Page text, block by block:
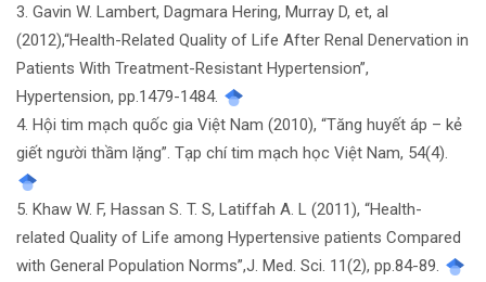
3. Gavin W. Lambert, Dagmara Hering, Murray D, et, al
(2012),“Health-Related Quality of Life After Renal Denervation in
Patients With Treatment-Resistant Hypertension”,
Hypertension, pp.1479-1484.
4. Hội tim mạch quốc gia Việt Nam (2010), “Tăng huyết áp – kẻ
giết người thầm lặng”. Tạp chí tim mạch học Việt Nam, 54(4).
5. Khaw W. F, Hassan S. T. S, Latiffah A. L (2011), “Health-
related Quality of Life among Hypertensive patients Compared
with General Population Norms”,J. Med. Sci. 11(2), pp.84-89.